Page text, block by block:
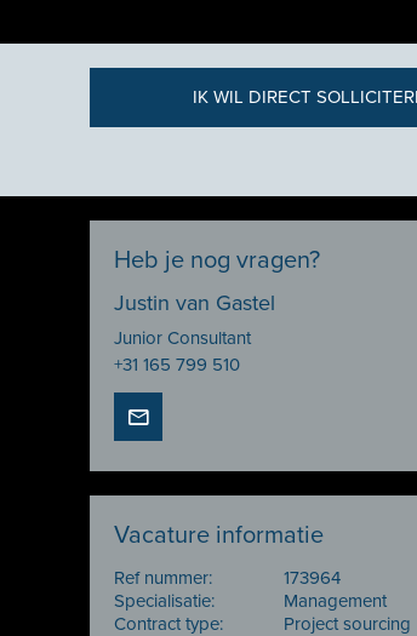
IK WIL DIRECT
Heb je nog vragen?
Justin van Gastel
Junior Consultant
+31 165 799 510
Vacature informatie
Ref nummer:
173964
Specialisatie:
Management
Contract type:
Project sourcing